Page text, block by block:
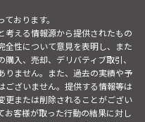
おります。
考える情報源から提供されたもの
全性について意見を表明し、また
入、売却、デリバティブ取引、
りません。また、過去の実績や予
ございません。提供する情報等は
更または削除されることがござい
お客様が取った行動の結果に対し